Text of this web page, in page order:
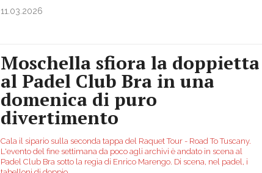
11.03.2026
Moschella sfiora la doppietta
al Padel Club Bra in una
domenica di puro
divertimento
Cala il sipario sulla seconda tappa del Raquet Tour - Road To Tuscany.
L'evento del fine settimana da poco agli archivi è andato in scena al
Padel Club Bra sotto la regìa di Enrico Marengo. Di scena, nel padel, i